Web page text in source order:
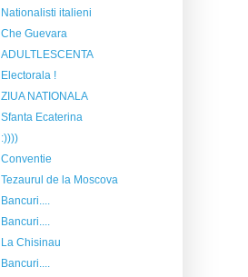
Nationalisti italieni
Che Guevara
ADULTLESCENTA
Electorala !
ZIUA NATIONALA
Sfanta Ecaterina
:))))
Conventie
Tezaurul de la Moscova
Bancuri....
Bancuri....
La Chisinau
Bancuri....